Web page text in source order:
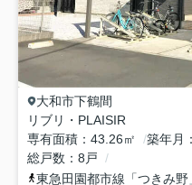
大和市下鶴間
リブリ・PLAISIR
専有面積
43.26㎡ 築年月
総戸数
8戸
東急田園都市線 「つきみ野